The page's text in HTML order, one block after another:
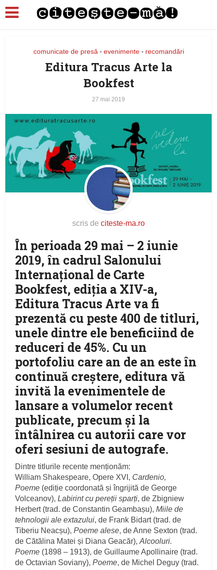
comunicate de presă • evenimente • recomandări
Editura Tracus Arte la
Bookfest
27 mai 2019
scris de citeste-ma.ro
În perioada 29 mai – 2 iunie
2019, în cadrul Salonului
Internațional de Carte
Bookfest, ediția a XIV-a,
Editura Tracus Arte va fi
prezentă cu peste 400 de titluri,
unele dintre ele beneficiind de
reduceri de 45%. Cu un
portofoliu care an de an este în
continuă creștere, editura vă
invită la evenimentele de
lansare a volumelor recent
publicate, precum și la
întâlnirea cu autorii care vor
oferi sesiuni de autografe.
Dintre titlurile recente menționăm:
William Shakespeare, Opere XVI, Cardenio,
Poeme (ediție coordonată și îngrijită de George
Volceanov),Labirint cu pereții sparți, de Zbigniew
Herbert (trad. de Constantin Geambașu),Miile de
tehnologii ale extazului, de Frank Bidart (trad. de
Tiberiu Neacșu),Poeme alese, de Anne Sexton (trad.
de Cătălina Matei și Diana Geacăr),Alcooluri.
Poeme (1898 – 1913), de Guillaume Apollinaire (trad.
de Octavian Soviany),Poeme, de Michel Deguy (trad.